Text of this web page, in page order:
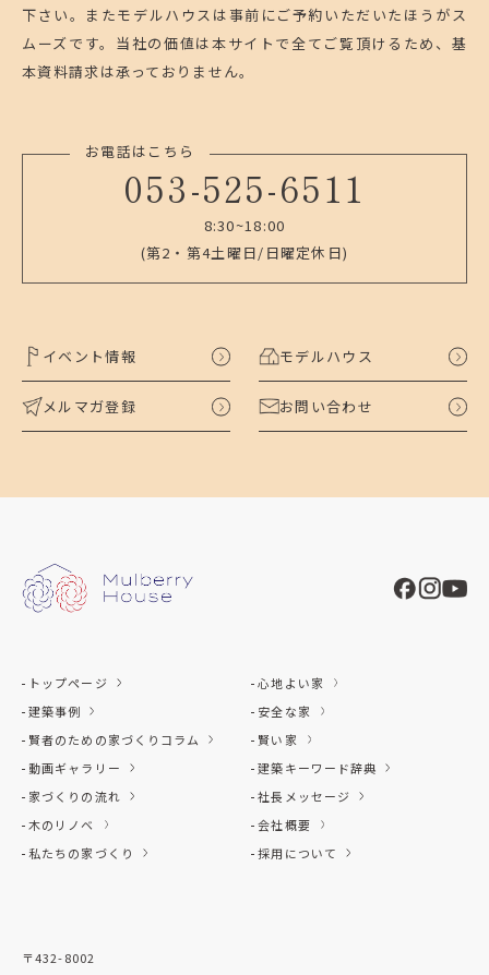
下さい。 またモデルハウスは事前にご予約いただいたほうがス
ムーズです。 当社の価値は本サイトで全てご覧頂けるため、基
本資料請求は承っておりません。
お電話はこちら
053-525-6511
8:30~18:00
(第2・第4土曜日/日曜定休日)
イベント情報 モデルハウス
メルマガ登録 お問い合わせ
トップページ
建築事例
賢者のための家づくりコラム
動画ギャラリー
家づくりの流れ
木のリノベ
私たちの家づくり
心地よい家
安全な家
賢い家
建築キーワード辞典
社長メッセージ
会社概要
採用について
〒432-8002